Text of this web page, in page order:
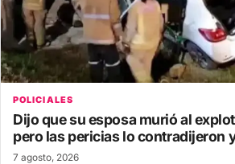
POLICIALES
Dijo que su esposa murió al
pero las pericias lo contradijeron
7 agosto, 2026